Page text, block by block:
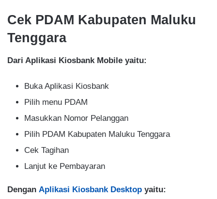
Cek PDAM Kabupaten Maluku
Tenggara
Dari Aplikasi Kiosbank Mobile yaitu:
Buka Aplikasi Kiosbank
Pilih menu PDAM
Masukkan Nomor Pelanggan
Pilih PDAM Kabupaten Maluku Tenggara
Cek Tagihan
Lanjut ke Pembayaran
Dengan Aplikasi Kiosbank Desktop yaitu: